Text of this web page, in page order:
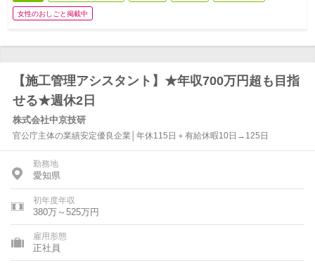
女性のおしごと掲載中
【施工管理アシスタント】★年収700万円超も目指
せる★週休2日
株式会社中京技研
官公庁主体の業績安定優良企業│年休115日＋有給休暇10日→125日
勤務地
愛知県
初年度年収
380万～525万円
雇用形態
正社員